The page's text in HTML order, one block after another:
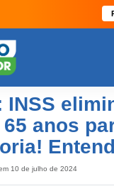
INSS
anos
10 de julho de 2024